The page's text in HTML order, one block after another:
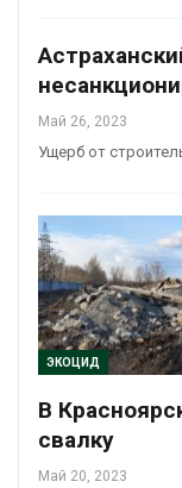
Май 26, 2023
Ущерб от
ЭКОЦИД
В
свалку
Май 20, 2023